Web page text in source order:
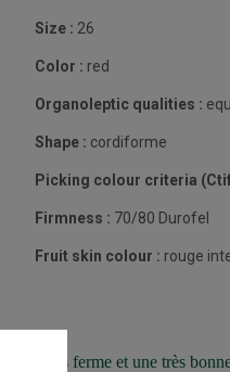
Size : 26
Color : red
Organoleptic qualities :
Shape : cordiforme
Picking colour criteria
Firmness : 70/80 Durofel
Fruit skin colour : rouge
fruit très ferme et une très